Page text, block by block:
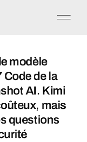
modèle
de la
AI. Kimi
mais
questions